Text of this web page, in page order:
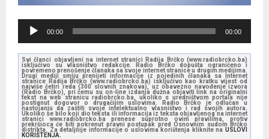
d
o
P
a
00:00 00:00
Svi članci objavljeni na internet stranici Radija Brčko (www.radiobrcko.ba)
isključivo su vlasništvo redakcije. Radio Brčko dopušta ograničeno i
povremeno prenošenje članaka sa svoje internet stranice u drugim medijima.
Drugi mediji smiju prenijeti informacije iz pojedinih članaka sa Internet
stranice Radija Brčko (www.radiobrcko.ba) isključivo kao kratku vijest od
najviše četiri reda (300 slovnih znakova), uz obavezno navođenje izvora
(Radio Brčko), pri čemu su on-line izdanja dužna objaviti link na originalni
tekst na web stranicu radiobrcko.ba, ukoliko s uredništvom portala nije
postignut dogovor o drugačijim uslovima. Radio Brčko je odlučan u
nastojanju da zaštiti svoje intelektualno vlasništvo i rad svojih autora.
Ukoliko se bilo koji dio teksta ili informacija iz teksta objavljenog na internet
stranici www.radiobrcko.ba prenese suprotno ovim pravilima, protiv
prekršioca će biti pokrenut pravni postupak pred Osnovnim sudom Brčko
distrikta. Za detaljnije informacije o uslovima korištenja kliknite na USLOVI
KORIŠTENJA.